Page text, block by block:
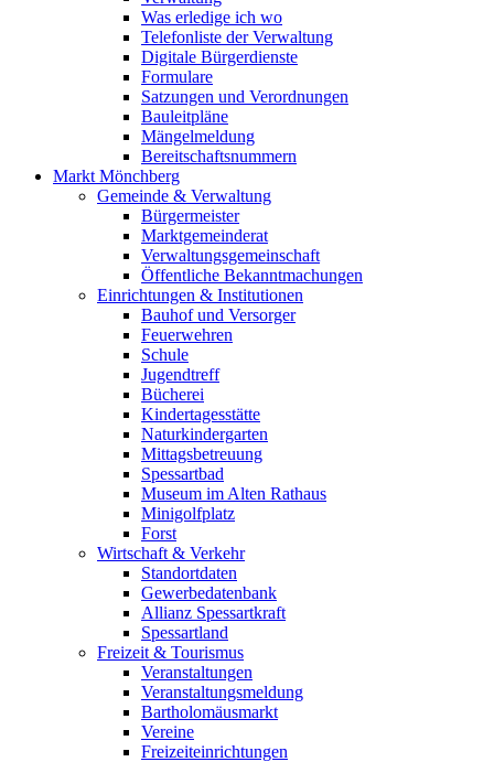
Was erledige ich wo
Telefonliste der Verwaltung
Digitale Bürgerdienste
Formulare
Satzungen und Verordnungen
Bauleitpläne
Mängelmeldung
Bereitschaftsnummern
Markt Mönchberg
Gemeinde & Verwaltung
Bürgermeister
Marktgemeinderat
Verwaltungsgemeinschaft
Öffentliche Bekanntmachungen
Einrichtungen & Institutionen
Bauhof und Versorger
Feuerwehren
Schule
Jugendtreff
Bücherei
Kindertagesstätte
Naturkindergarten
Mittagsbetreuung
Spessartbad
Museum im Alten Rathaus
Minigolfplatz
Forst
Wirtschaft & Verkehr
Standortdaten
Gewerbedatenbank
Allianz Spessartkraft
Spessartland
Freizeit & Tourismus
Veranstaltungen
Veranstaltungsmeldung
Bartholomäusmarkt
Vereine
Freizeiteinrichtungen